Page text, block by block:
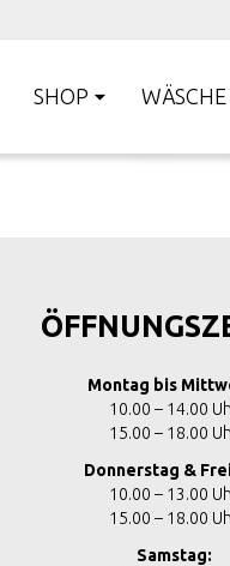
Montag bis
10.00 – 14.00
15.00 – 18.00
Donnerstag &
10.00 – 13.00
15.00 – 18.00
Samstag:
SHOP WÄSCHE